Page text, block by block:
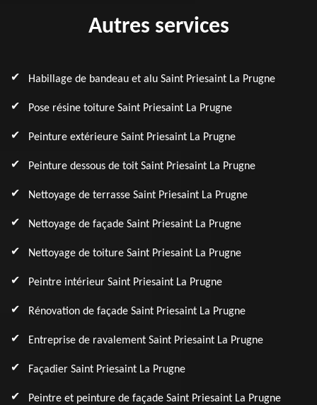
Autres services
Habillage de bandeau et alu Saint Priesaint La Prugne
Pose résine toiture Saint Priesaint La Prugne
Peinture extérieure Saint Priesaint La Prugne
Peinture dessous de toit Saint Priesaint La Prugne
Nettoyage de terrasse Saint Priesaint La Prugne
Nettoyage de façade Saint Priesaint La Prugne
Nettoyage de toiture Saint Priesaint La Prugne
Peintre intérieur Saint Priesaint La Prugne
Rénovation de façade Saint Priesaint La Prugne
Entreprise de ravalement Saint Priesaint La Prugne
Façadier Saint Priesaint La Prugne
Peintre et peinture de façade Saint Priesaint La Prugne